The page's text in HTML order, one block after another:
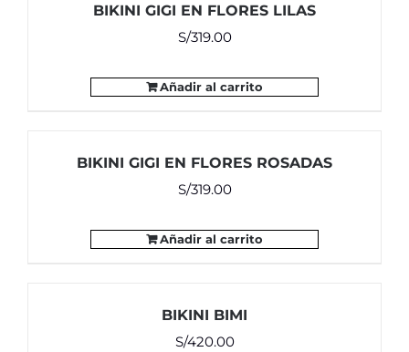
BIKINI GIGI EN FLORES LILAS
S/319.00
Añadir al carrito
BIKINI GIGI EN FLORES ROSADAS
S/319.00
Añadir al carrito
BIKINI BIMI
S/420.00